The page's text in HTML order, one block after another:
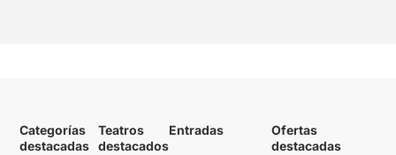
Categorías
destacadas
Teatros
destacados
Entradas
Ofertas
destacadas